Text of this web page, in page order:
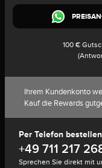
100 €
Ihrem Kundenkonto
Kauf die Rewards
Per Telefon
+49 711 217
Sprechen Sie direkt mit